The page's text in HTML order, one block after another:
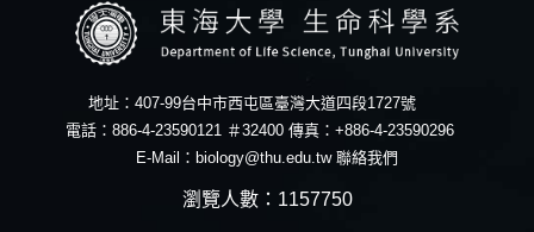
地址：407-99台中市西屯區臺灣大道四段1727號
電話：886-4-23590121 ＃32400 傳真：+886-4-23590296
E-Mail： biology@thu.edu.tw 聯絡我們
瀏覽人數：1157750